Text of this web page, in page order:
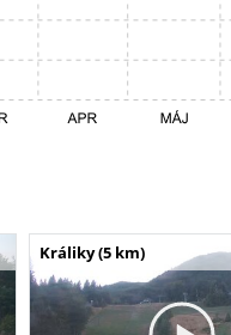
Králiky (5 km)